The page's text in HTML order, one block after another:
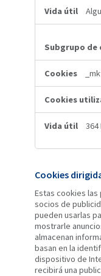
364
Cookies
Estas cookies
socios de
pueden usarlas
mostrarle
almacenan
basan en la
dispositivo de
recibirá una